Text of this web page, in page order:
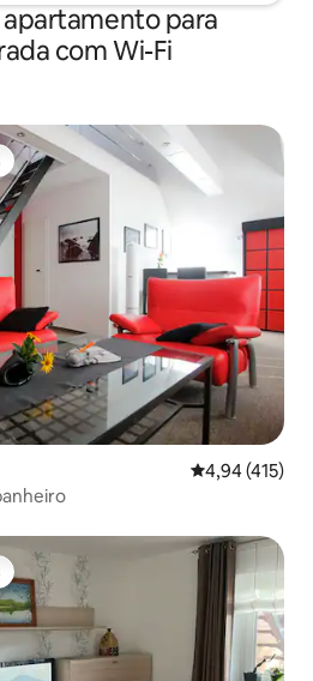
para
com Wi-Fi
4,94 de uma
4,94 (415)